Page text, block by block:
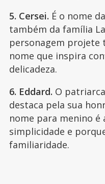
5. Cersei. É o nome
também da família
personagem projete
nome que inspira
delicadeza.
6. Eddard. O
destaca pela sua
nome para menino
simplicidade e
familiaridade.